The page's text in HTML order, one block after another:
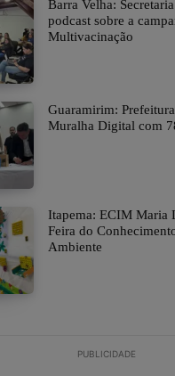
Barra Velha:
podcast sobre a
Multivacinação
Guaramirim:
Muralha Digital com
Itapema: ECIM Maria
Feira do
Ambiente
PUBLICIDADE